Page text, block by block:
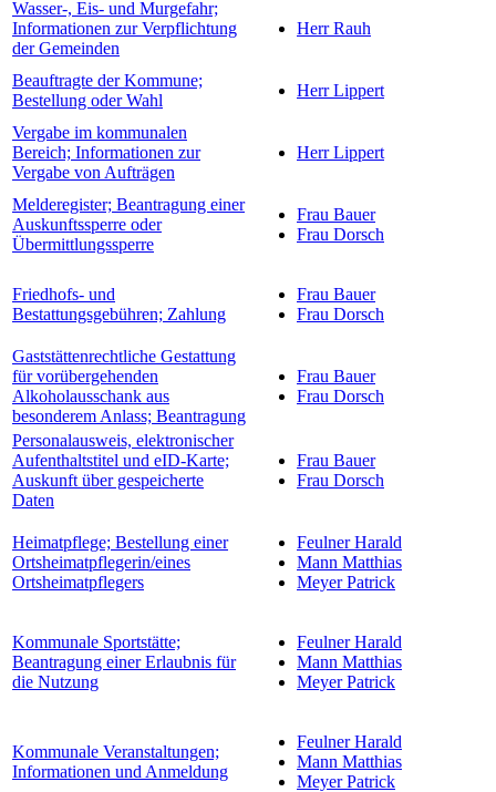
Wasser-, Eis- und Murgefahr;
Informationen zur Verpflichtung
der Gemeinden
Herr Rauh
Beauftragte der Kommune;
Bestellung oder Wahl
Herr Lippert
Vergabe im kommunalen
Bereich; Informationen zur
Vergabe von Aufträgen
Herr Lippert
Melderegister; Beantragung einer
Auskunftssperre oder
Übermittlungssperre
Frau Bauer
Frau Dorsch
Friedhofs- und
Bestattungsgebühren; Zahlung
Frau Bauer
Frau Dorsch
Gaststättenrechtliche Gestattung
für vorübergehenden
Alkoholausschank aus
besonderem Anlass; Beantragung
Frau Bauer
Frau Dorsch
Personalausweis, elektronischer
Aufenthaltstitel und eID-Karte;
Auskunft über gespeicherte
Daten
Frau Bauer
Frau Dorsch
Heimatpflege; Bestellung einer
Ortsheimatpflegerin/eines
Ortsheimatpflegers
Feulner Harald
Mann Matthias
Meyer Patrick
Kommunale Sportstätte;
Beantragung einer Erlaubnis für
die Nutzung
Feulner Harald
Mann Matthias
Meyer Patrick
Kommunale Veranstaltungen;
Informationen und Anmeldung
Feulner Harald
Mann Matthias
Meyer Patrick